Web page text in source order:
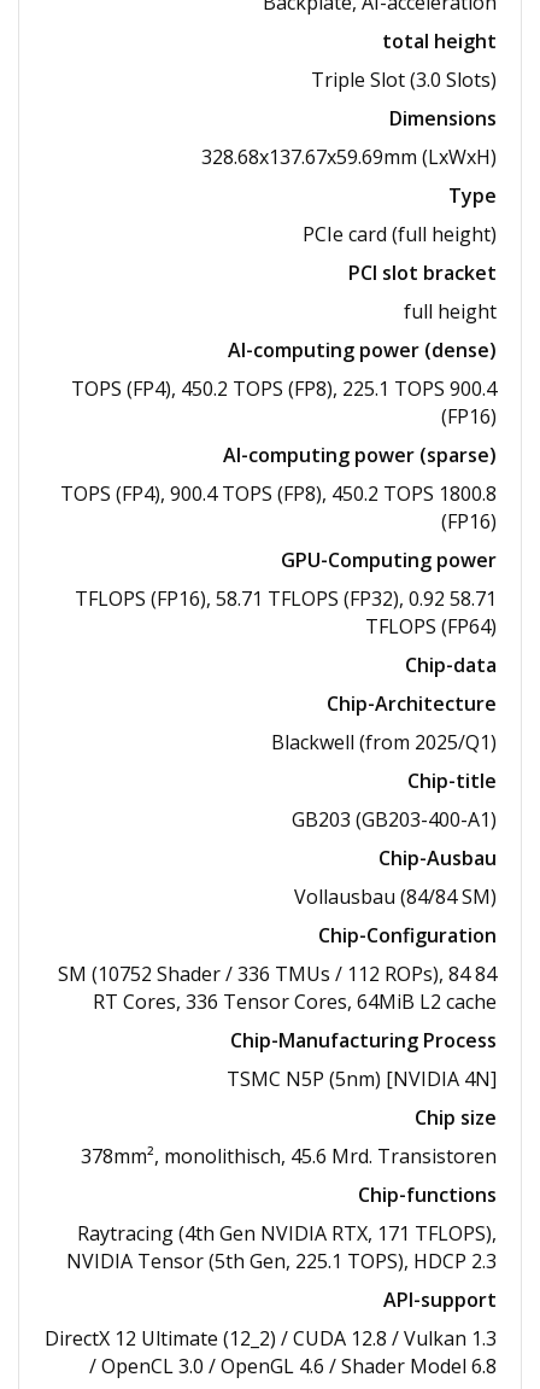
total height
Triple Slot (3.0 Slots)
Dimensions
328.68x137.67x59.69mm (LxWxH)
Type
PCIe card (full height)
PCI slot bracket
full height
AI-computing power (dense)
900.4 TOPS (FP4), 450.2 TOPS (FP8), 225.1 TOPS
(FP16)
AI-computing power (sparse)
1800.8 TOPS (FP4), 900.4 TOPS (FP8), 450.2 TOPS
(FP16)
GPU-Computing power
58.71 TFLOPS (FP16), 58.71 TFLOPS (FP32), 0.92
TFLOPS (FP64)
Chip-data
Chip-Architecture
Blackwell (from 2025/​Q1)
Chip-title
GB203 (GB203-400-A1)
Chip-Ausbau
Vollausbau (84/​84 SM)
Chip-Configuration
84 SM (10752 Shader /​ 336 TMUs /​ 112 ROPs), 84
RT Cores, 336 Tensor Cores, 64MiB L2 cache
Chip-Manufacturing Process
TSMC N5P (5nm) [NVIDIA 4N]
Chip size
378mm², monolithisch, 45.6 Mrd. Transistoren
Chip-functions
Raytracing (4th Gen NVIDIA RTX, 171 TFLOPS),
NVIDIA Tensor (5th Gen, 225.1 TOPS), HDCP 2.3
API-support
DirectX 12 Ultimate (12_2) /​ CUDA 12.8 /​ Vulkan 1.3
/​ OpenCL 3.0 /​ OpenGL 4.6 /​ Shader Model 6.8